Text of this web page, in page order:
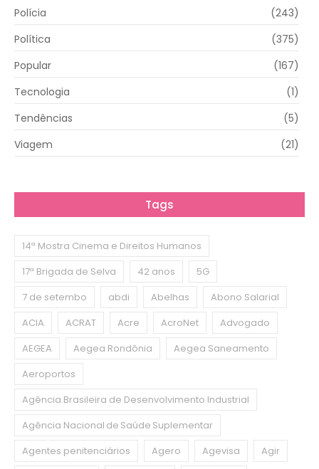
Polícia
(243)
Política
(375)
Popular
(167)
Tecnologia
(1)
Tendências
(5)
Viagem
(21)
Tags
14ª Mostra Cinema e Direitos Humanos
17ª Brigada de Selva
42 anos
5G
7 de setembo
abdi Abelhas
Abono Salarial
ACIA
ACRAT Acre AcroNet
Advogado
AEGEA
Aegea Rondônia
Aegea Saneamento
Aeroportos
Agência Brasileira de Desenvolvimento Industrial
Agência Nacional de Saúde Suplementar
Agentes penitenciários
Agero Agevisa
Agir